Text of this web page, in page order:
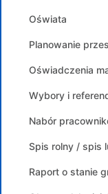
Oświata
Planowanie
Oświadczenia
Wybory i
Nabór
Spis rolny / spis
Raport o stanie